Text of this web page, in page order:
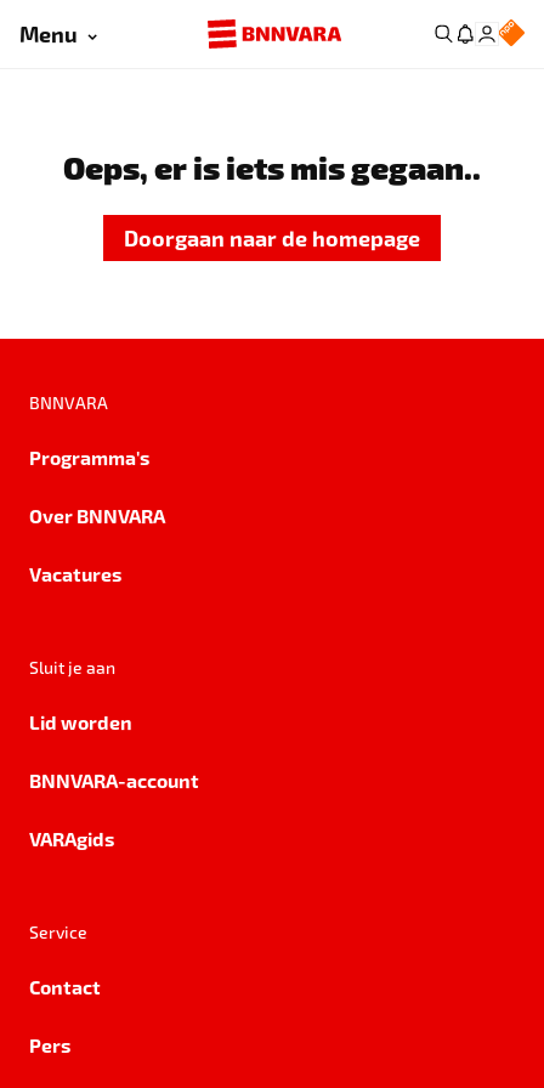
Menu
Oeps, er is iets mis gegaan..
Doorgaan naar de homepage
BNNVARA
Programma's
Over BNNVARA
Vacatures
Sluit je aan
Lid worden
BNNVARA-account
VARAgids
Service
Contact
Pers